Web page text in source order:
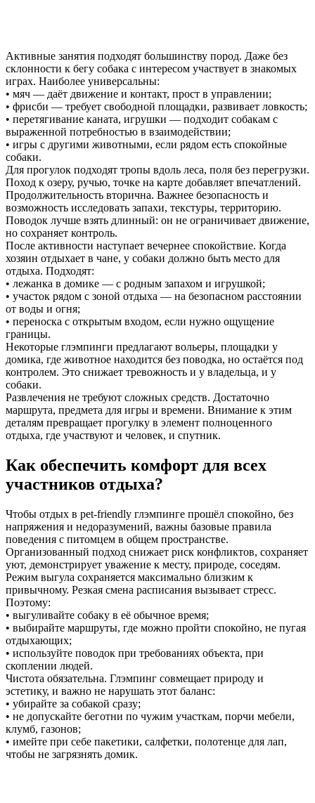
Активные занятия подходят большинству пород. Даже без
склонности к бегу собака с интересом участвует в знакомых
играх. Наиболее универсальны:
• мяч — даёт движение и контакт, прост в управлении;
• фрисби — требует свободной площадки, развивает ловкость;
• перетягивание каната, игрушки — подходит собакам с
выраженной потребностью в взаимодействии;
• игры с другими животными, если рядом есть спокойные
собаки.
Для прогулок подходят тропы вдоль леса, поля без перегрузки.
Поход к озеру, ручью, точке на карте добавляет впечатлений.
Продолжительность вторична. Важнее безопасность и
возможность исследовать запахи, текстуры, территорию.
Поводок лучше взять длинный: он не ограничивает движение,
но сохраняет контроль.
После активности наступает вечернее спокойствие. Когда
хозяин отдыхает в чане, у собаки должно быть место для
отдыха. Подходят:
• лежанка в домике — с родным запахом и игрушкой;
• участок рядом с зоной отдыха — на безопасном расстоянии
от воды и огня;
• переноска с открытым входом, если нужно ощущение
границы.
Некоторые глэмпинги предлагают вольеры, площадки у
домика, где животное находится без поводка, но остаётся под
контролем. Это снижает тревожность и у владельца, и у
собаки.
Развлечения не требуют сложных средств. Достаточно
маршрута, предмета для игры и времени. Внимание к этим
деталям превращает прогулку в элемент полноценного
отдыха, где участвуют и человек, и спутник.
Как обеспечить комфорт для всех
участников отдыха?
Чтобы отдых в pet-friendly глэмпинге прошёл спокойно, без
напряжения и недоразумений, важны базовые правила
поведения с питомцем в общем пространстве.
Организованный подход снижает риск конфликтов, сохраняет
уют, демонстрирует уважение к месту, природе, соседям.
Режим выгула сохраняется максимально близким к
привычному. Резкая смена расписания вызывает стресс.
Поэтому:
• выгуливайте собаку в её обычное время;
• выбирайте маршруты, где можно пройти спокойно, не пугая
отдыхающих;
• используйте поводок при требованиях объекта, при
скоплении людей.
Чистота обязательна. Глэмпинг совмещает природу и
эстетику, и важно не нарушать этот баланс:
• убирайте за собакой сразу;
• не допускайте беготни по чужим участкам, порчи мебели,
клумб, газонов;
• имейте при себе пакетики, салфетки, полотенце для лап,
чтобы не загрязнять домик.